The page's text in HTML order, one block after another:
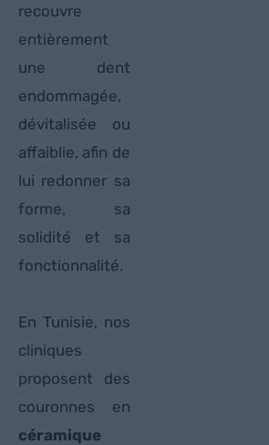
recouvre
entièrement
une dent
endommagée,
dévitalisée ou
affaiblie, afin de
lui redonner sa
forme, sa
solidité et sa
fonctionnalité.
En Tunisie, nos
cliniques
proposent des
couronnes en
céramique